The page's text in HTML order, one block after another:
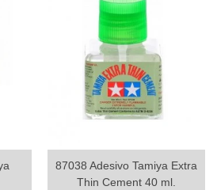
87038 Adesivo Tamiya Extra
Thin Cement 40 ml.